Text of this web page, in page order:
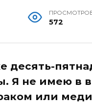
572
десять-
Я не имею в
или